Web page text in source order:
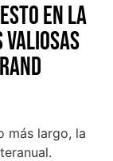
en la
valiosas